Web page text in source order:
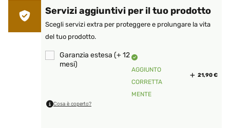
Servizi aggiuntivi per il tuo prodotto
Scegli servizi extra per proteggere e prolungare la vita
del tuo prodotto.
Garanzia estesa (+ 12
mesi)
AGGIUNTO
CORRETTA
MENTE
21,90 €
Cosa è coperto?